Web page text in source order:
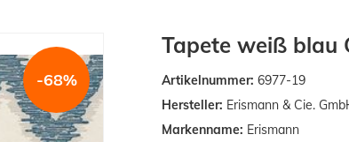
-68%
Tapete weiß blau
Artikelnummer: 6977-19
Hersteller: Erismann & Cie.
Markenname: Erismann